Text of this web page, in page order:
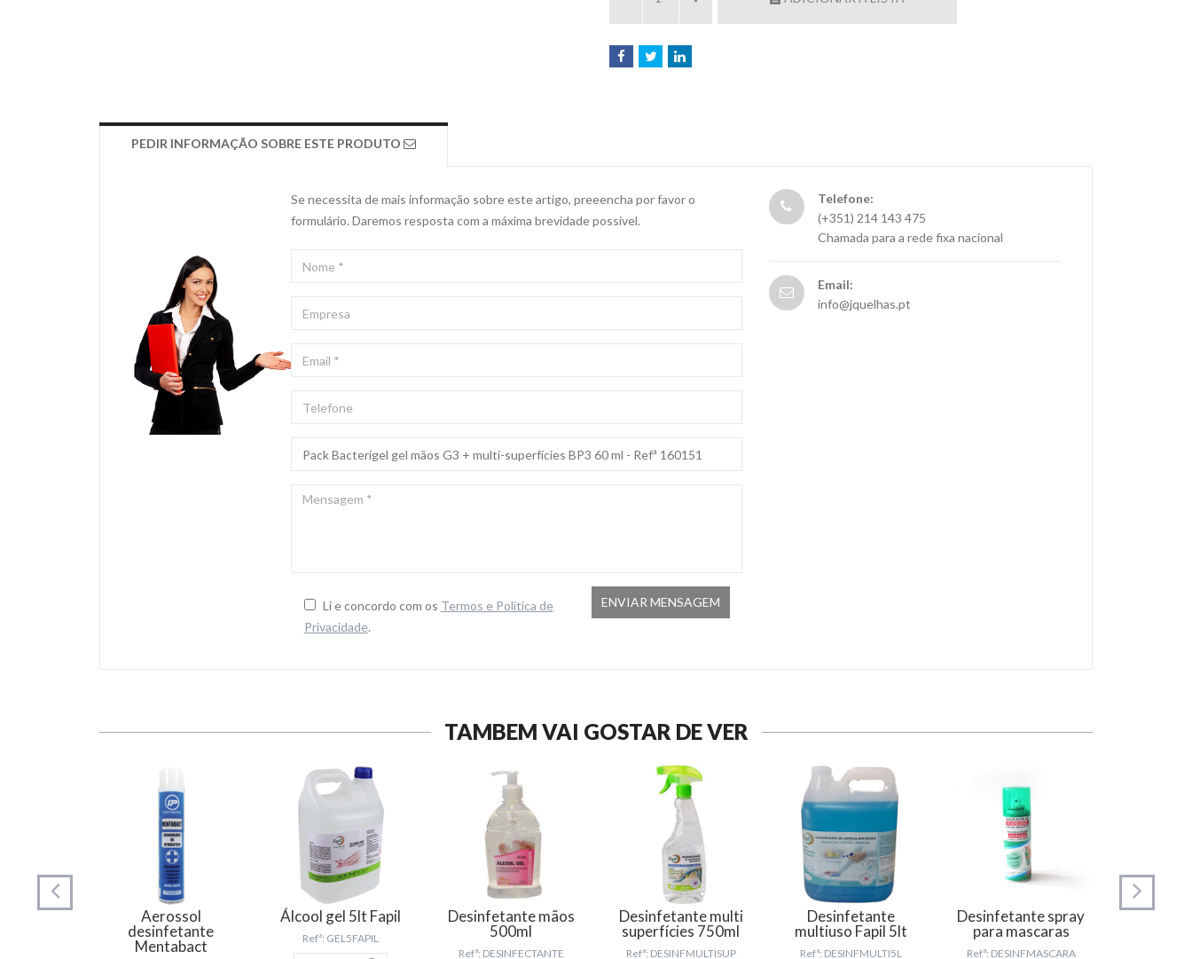
PEDIR INFORMAÇÃO SOBRE ESTE PRODUTO
Se necessita de mais informação sobre este artigo, preeencha por favor o
formulário. Daremos resposta com a máxima brevidade possivel.
*
Li e concordo com os Termos e Politica de
Privacidade.
Telefone:
(+351) 214 143 475
Chamada para a rede fixa nacional
Email:
info@jquelhas.pt
TAMBÉM VAI GOSTAR DE VER
Aerossol
desinfetante
Mentabact
Álcool gel 5lt Fapil
Refª: GEL5FAPIL
Desinfetante mãos
500ml
Refª: DESINFECTANTE
Desinfetante multi
superfícies 750ml
Refª: DESINFMULTISUP
Desinfetante
multiuso Fapil 5lt
Refª: DESINFMULTI5L
Desinfetante spray
para mascaras
Refª: DESINFMASCARA
Gel